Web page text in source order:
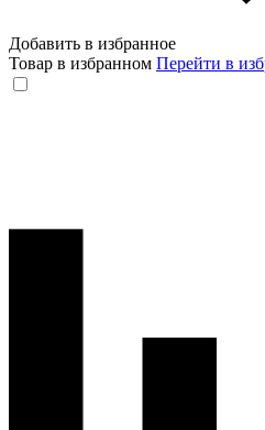
Добавить в избранное
Товар в избранном Перейти в